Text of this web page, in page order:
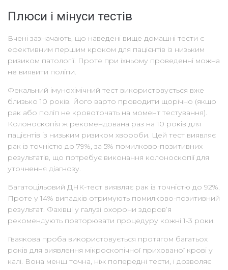
Плюси і мінуси тестів
Вчені зазначають, що наведені вище домашні тести є
ефективним першим кроком для пацієнтів із низьким
ризиком патології. Проте при їхньому проведенні можна
не виявити поліпи.
Фекальний імунохімічний тест використовується вже
близько 10 років. Його варто проводити щорічно (якщо
рак або поліп не кровоточать на момент тестування).
Колоноскопія ж рекомендована раз на 10 років для
пацієнтів із низьким ризиком хвороби. Цей тест виявляє
рак із точністю до 79%, за 5% помилково-позитивних
результатів, що потребує виконання колоноскопії для
уточнення діагнозу.
Багатоцільовий ДНК-тест виявляє рак із точністю до 92%.
Проте у 14% випадків отримують помилково-позитивний
результат. Фахівці у галузі охорони здоров’я
рекомендують повторювати процедуру кожні 1-3 роки.
Гваякова проба використовується протягом багатьох
років для виявлення мікроскопічної прихованої крові у
калі. Вона менш точна, ніж попередні тести, і дозволяє